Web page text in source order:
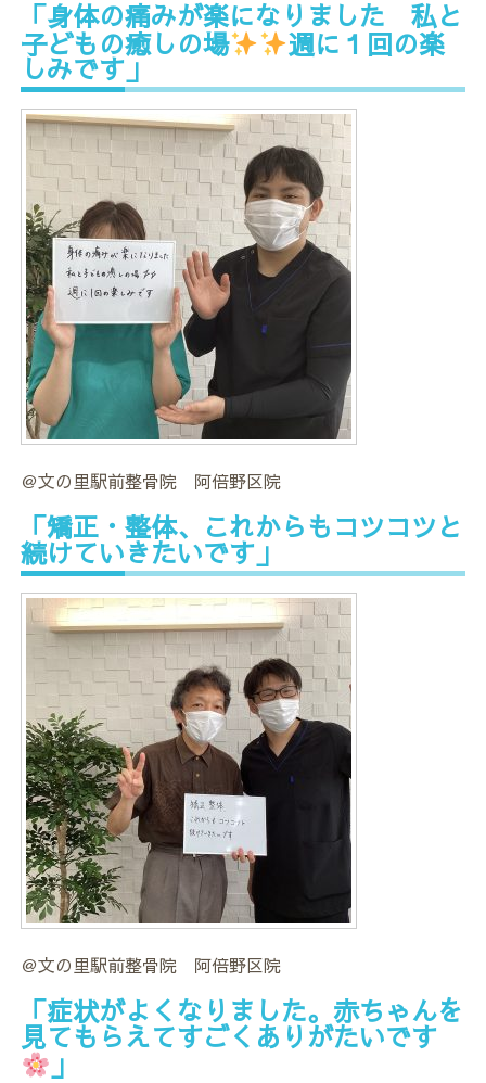
「身体の痛みが楽になりました 私と
子どもの癒しの場
週に１回の楽
しみです」
＠文の里駅前整骨院 阿倍野区院
「矯正・整体、これからもコツコツと
続けていきたいです」
＠文の里駅前整骨院 阿倍野区院
「症状がよくなりました。赤ちゃんを
見てもらえてすごくありがたいです
」